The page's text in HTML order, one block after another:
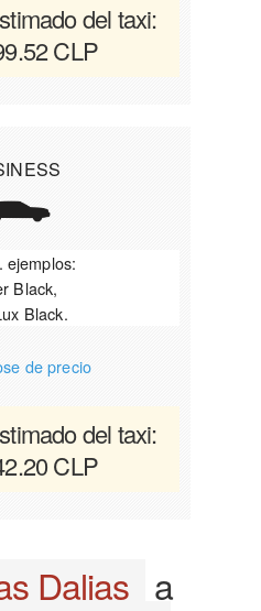
del taxi:
CLP
ejemplos:
Black,
Black.
de precio
del taxi:
CLP
Dalias a